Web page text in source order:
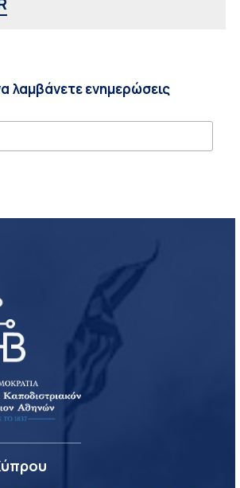
λαμβάνετε ενημερώσεις